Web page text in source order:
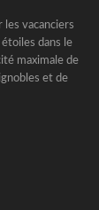
les vacanciers
dans le
maximale de
et de